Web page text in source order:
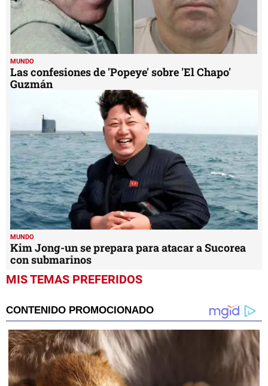
MUNDO
Las confesiones de 'Popeye' sobre 'El Chapo'
Guzmán
MUNDO
Kim Jong-un se prepara para atacar a Sucorea
con submarinos
MIS TEMAS PREFERIDOS